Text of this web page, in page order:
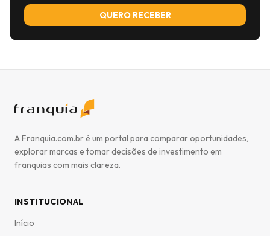
QUERO RECEBER
A Franquia.com.br é um portal para comparar oportunidades,
explorar marcas e tomar decisões de investimento em
franquias com mais clareza.
INSTITUCIONAL
Início